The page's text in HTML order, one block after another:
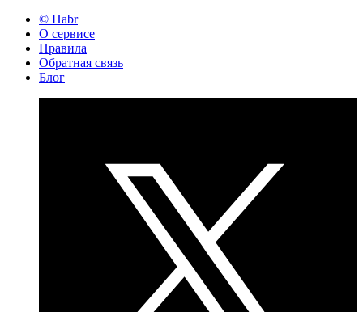
© Habr
О сервисе
Правила
Обратная связь
Блог